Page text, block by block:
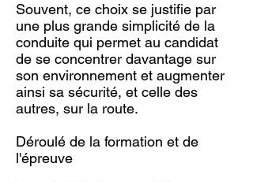
Souvent, ce choix se justifie par
une plus grande simplicité de la
conduite qui permet au candidat
de se concentrer davantage sur
son environnement et augmenter
ainsi sa sécurité, et celle des
autres, sur la route.
Déroulé de la formation et de
l'épreuve